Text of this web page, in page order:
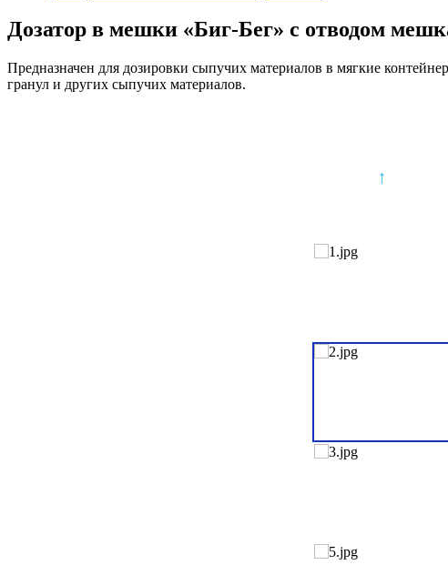
Дозатор в мешки «Биг-Бег» с отводом
Предназначен для дозировки сыпучих материалов в мягкие
гранул и других сыпучих материалов.